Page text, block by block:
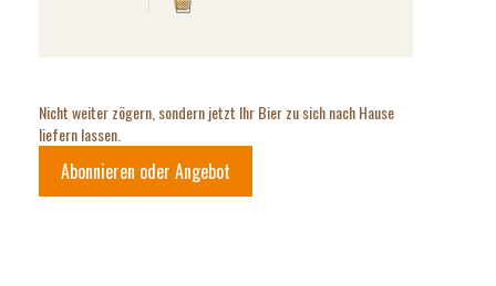
Nicht weiter zögern, sondern jetzt Ihr Bier zu sich nach Hause
liefern lassen.
Abonnieren oder Angebot